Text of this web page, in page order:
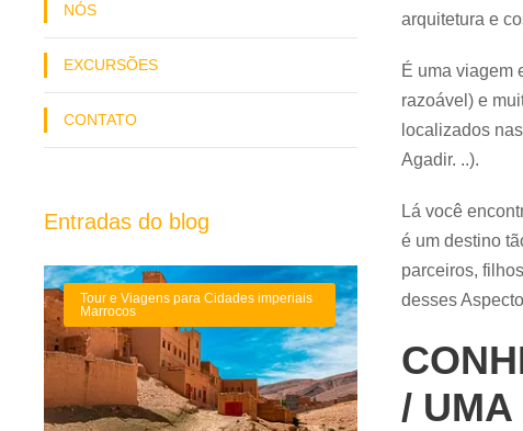
arquitetura e
É uma viagem
razoável) e
localizados
Agadir. ..).
Lá você
é um destino
parceiros,
desses
/ UMA
NÓS
EXCURSÕES
CONTATO
Entradas do blog
Tour e Viagens para Cidades imperiais
Marrocos